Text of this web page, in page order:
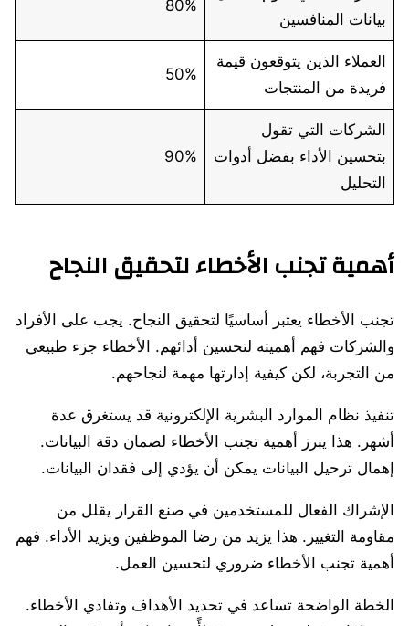
بيانات المنافسين
80%
العملاء الذين يتوقعون قيمة
فريدة من المنتجات
50%
الشركات التي تقول
بتحسين الأداء بفضل أدوات
التحليل
90%
أهمية تجنب الأخطاء لتحقيق النجاح
تجنب الأخطاء يعتبر أساسيًا لتحقيق النجاح. يجب على الأفراد
والشركات فهم أهميته لتحسين أدائهم. الأخطاء جزء طبيعي
من التجربة، لكن كيفية إدارتها مهمة لنجاحهم.
تنفيذ نظام الموارد البشرية الإلكترونية قد يستغرق عدة
أشهر. هذا يبرز أهمية تجنب الأخطاء لضمان دقة البيانات.
إهمال ترحيل البيانات يمكن أن يؤدي إلى فقدان البيانات.
الإشراك الفعال للمستخدمين في صنع القرار يقلل من
مقاومة التغيير. هذا يزيد من رضا الموظفين ويزيد الأداء. فهم
أهمية تجنب الأخطاء ضروري لتحسين العمل.
الخطة الواضحة تساعد في تحديد الأهداف وتفادي الأخطاء.